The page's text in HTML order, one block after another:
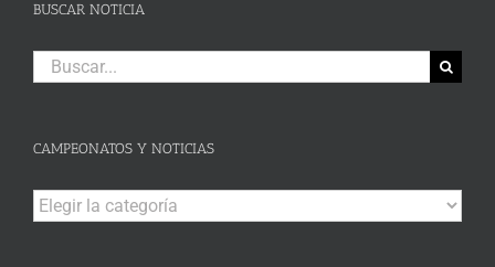
BUSCAR NOTICIA
Buscar:
CAMPEONATOS Y NOTICIAS
Campeonatos
y